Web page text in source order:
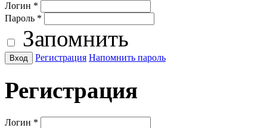
Логин *
Пароль *
Запомнить
Регистрация Напомнить пароль
Регистрация
Логин *